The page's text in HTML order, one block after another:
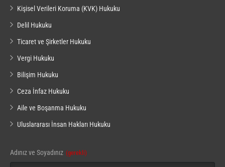
Kişisel Verileri Koruma (KVK) Hukuku
Delil Hukuku
Ticaret ve Şirketler Hukuku
Vergi Hukuku
Bilişim Hukuku
Ceza İnfaz Hukuku
Aile ve Boşanma Hukuku
Uluslararası İnsan Hakları Hukuku
Your
Website (gerekli)
Adınız ve Soyadınız (gerekli)